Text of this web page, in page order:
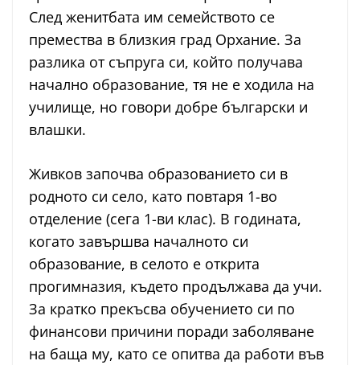
След женитбата им семейството се
премества в близкия град Орхание. За
разлика от съпруга си, който получава
начално образование, тя не е ходила на
училище, но говори добре български и
влашки.
Живков започва образованието си в
родното си село, като повтаря 1-во
отделение (сега 1-ви клас). В годината,
когато завършва началното си
образование, в селото е открита
прогимназия, където продължава да учи.
За кратко прекъсва обучението си по
финансови причини поради заболяване
на баща му, като се опитва да работи във